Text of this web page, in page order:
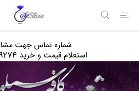
شماره تماس جهت
استعلام قیمت و خرید 09120149274